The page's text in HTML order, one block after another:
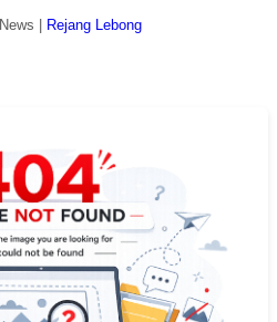
News Rejang Lebong